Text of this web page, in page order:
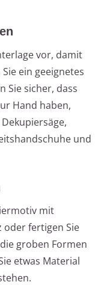
vor, damit
ein geeignetes
Sie sicher, dass
Hand haben,
und
mit
oder fertigen Sie
groben Formen
etwas Material